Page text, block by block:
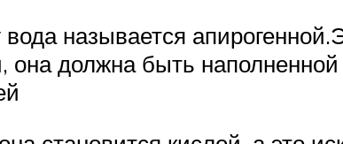
называется
она должна быть